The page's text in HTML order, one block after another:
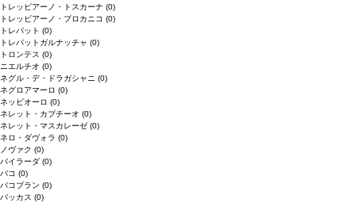
トレッビアーノ・トスカーナ (0)
トレッビアーノ・プロカニコ (0)
トレパット (0)
トレパットガルナッチャ (0)
トロンテス (0)
ニエルチオ (0)
ネグル・デ・ドラガシャニ (0)
ネグロアマーロ (0)
ネッビオーロ (0)
ネレット・カプチーオ (0)
ネレット・マスカレーゼ (0)
ネロ・ダヴォラ (0)
ノヴァク (0)
バイラーダ (0)
バコ (0)
バコブラン (0)
バッカス (0)